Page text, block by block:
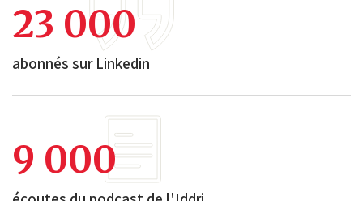
23 000
abonnés sur Linkedin
9 000